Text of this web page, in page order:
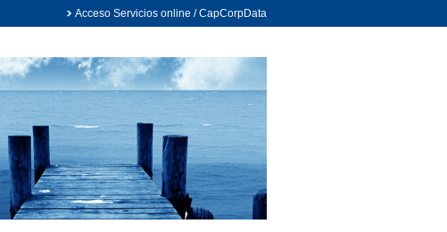
Acceso Servicios online / CapCorpData